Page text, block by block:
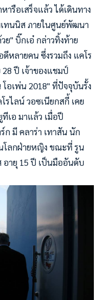
ารือเสร็จแล้ว ได้เดินทาง
ทนนิส ภายในศูนย์พัฒนา
ย" บิ๊กเอ๋ กล่าวทิ้งท้าย
หลายคน ซึ่งรวมถึง แคโร
ปี เจ้าของแชมป์
อเพ่น 2018" ที่ปัจจุบันรั้ง
ไลน์ วอซเนียกสกี้ เคย
เอ มาแล้ว เมื่อปี
ก มี คลาร่า เทาสัน นัก
โลกฝ่ายหญิง ขณะที่ รูน
อายุ 15 ปี เป็นมืออันดับ